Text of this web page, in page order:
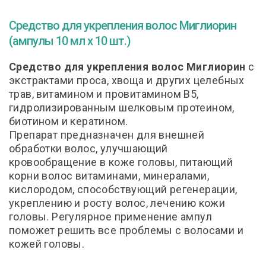
Средство для укрепления волос Миглиорин
(ампулы 10 мл х 10 шт.)
Средство для укрепления волос Миглиорин с
экстрактами проса, хвоща и других целебных
трав, витамином и провитамином В5,
гидролизированным шелковым протеином,
биотином и кератином.
Препарат предназначен для внешней
обработки волос, улучшающий
кровообращение в коже головы, питающий
корни волос витаминами, минералами,
кислородом, способствующий регенерации,
укреплению и росту волос, лечению кожи
головы. Регулярное применение ампул
поможет решить все проблемы с волосами и
кожей головы.